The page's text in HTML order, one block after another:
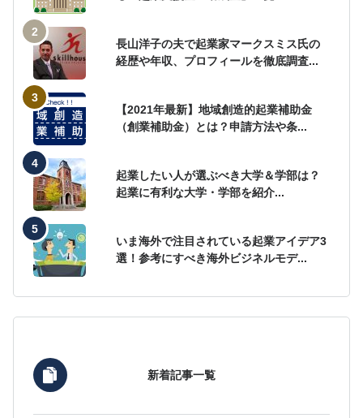
長山洋子の夫で起業家マークスミス氏の
経歴や年収、プロフィールを徹底調査...
【2021年最新】地域創造的起業補助金
（創業補助金）とは？申請方法や条...
起業したい人が選ぶべき大学＆学部は？
起業に有利な大学・学部を紹介...
いま海外で注目されている起業アイデア3
選！参考にすべき海外ビジネルモデ...
新着記事一覧